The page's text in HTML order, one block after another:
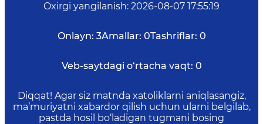
Oxirgi yangilanish: 2026-08-07 17:55:19
Onlayn: 3Amallar: 0Tashriflar: 0
Veb-saytdagi o‘rtacha vaqt: 0
Diqqat! Agar siz matnda xatoliklarni aniqlasangiz,
ma’muriyatni xabardor qilish uchun ularni belgilab,
pastda hosil bo‘ladigan tugmani bosing